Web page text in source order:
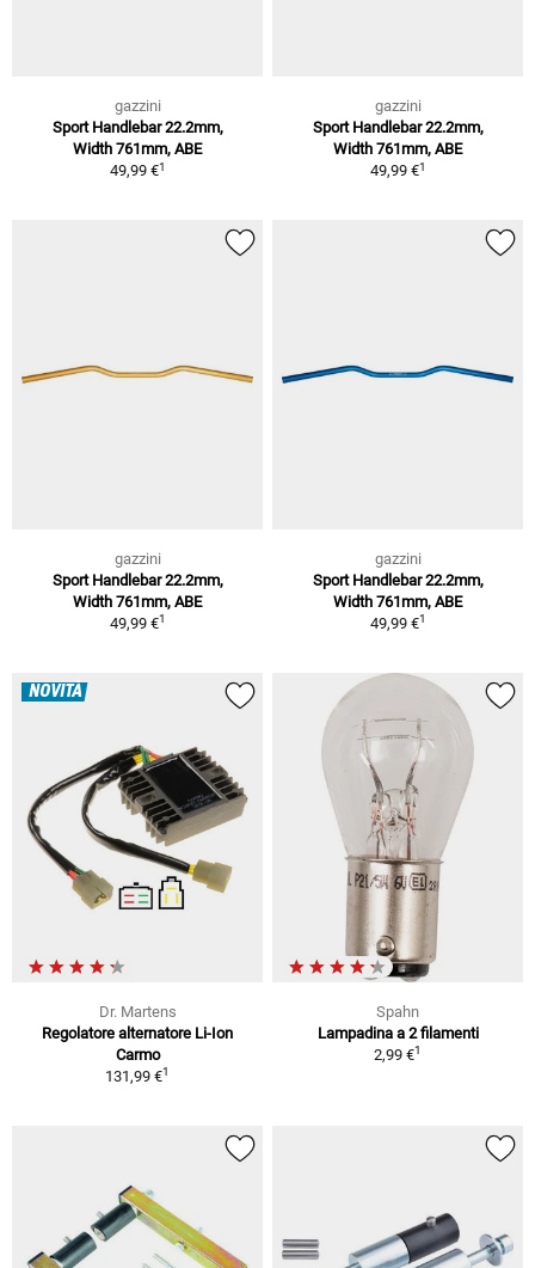
gazzini
Sport Handlebar 22.2mm,
Width 761mm, ABE
49,99 €1
gazzini
Sport Handlebar 22.2mm,
Width 761mm, ABE
49,99 €1
gazzini
Sport Handlebar 22.2mm,
Width 761mm, ABE
49,99 €1
gazzini
Sport Handlebar 22.2mm,
Width 761mm, ABE
49,99 €1
NOVITÀ
Dr. Martens
Regolatore alternatore Li-Ion
Carmo
131,99 €1
Spahn
Lampadina a 2 filamenti
2,99 €1